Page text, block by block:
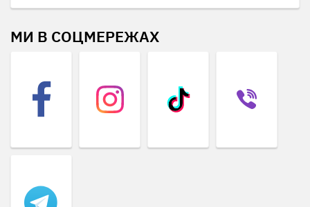
МИ В СОЦМЕРЕЖАХ